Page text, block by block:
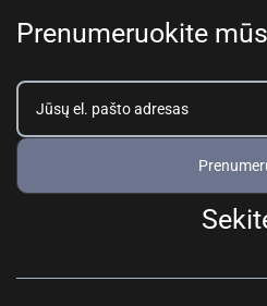
Prenumeruokite